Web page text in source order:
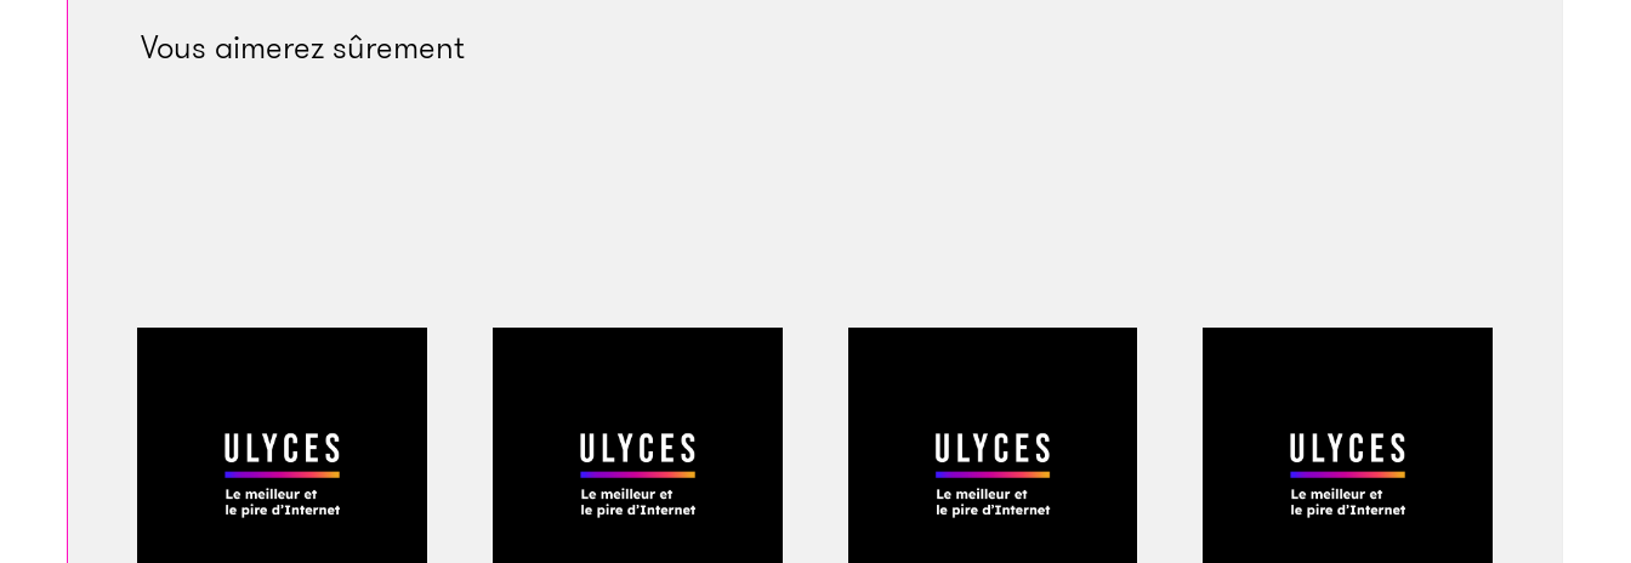
George W. Bush, les politiques économiques des deux hommes ont largement
Clinton a abrogé la loi Glass-Steagall
séparait les banques de dépôt des banques
Vous aimerez sûrement